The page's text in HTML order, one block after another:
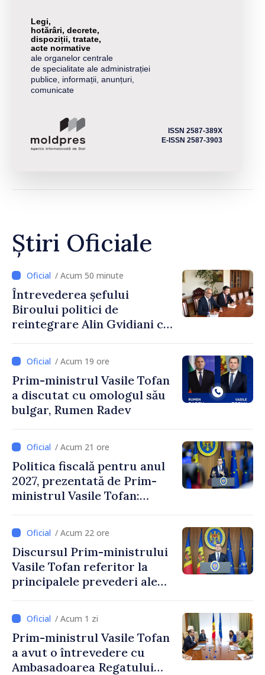
Legi,
hotărâri, decrete,
dispoziții, tratate,
acte normative
ale organelor centrale
de specialitate ale administrației
publice, informații, anunțuri,
comunicate
ISSN 2587-389X
E-ISSN 2587-3903
Știri Oficiale
/ Acum 50 minute
Întrevederea șefului
Biroului politici de
reintegrare Alin Gvidiani cu
Comitetului Internațional al
Crucii Roșii în Moldova
/ Acum 19 ore
Prim-ministrul Vasile Tofan
a discutat cu omologul său
bulgar, Rumen Radev
/ Acum 21 ore
Politica fiscală pentru anul
2027, prezentată de Prim-
ministrul Vasile Tofan:
stimularea investițiilor și o
taxare mai echitabilă
/ Acum 22 ore
Discursul Prim-ministrului
Vasile Tofan referitor la
principalele prevederi ale
2027
/ Acum 1 zi
Prim-ministrul Vasile Tofan
a avut o întrevedere cu
Ambasadoarea Regatului